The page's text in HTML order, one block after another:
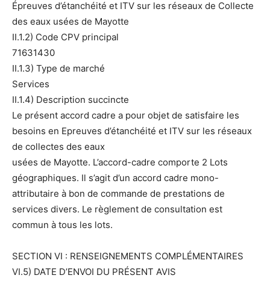
Épreuves d’étanchéité et ITV sur les réseaux de Collecte
des eaux usées de Mayotte
II.1.2) Code CPV principal
71631430
II.1.3) Type de marché
Services
II.1.4) Description succincte
Le présent accord cadre a pour objet de satisfaire les
besoins en Epreuves d’étanchéité et ITV sur les réseaux
de collectes des eaux
usées de Mayotte. L’accord-cadre comporte 2 Lots
géographiques. Il s’agit d’un accord cadre mono-
attributaire à bon de commande de prestations de
services divers. Le règlement de consultation est
commun à tous les lots.
SECTION VI : RENSEIGNEMENTS COMPLÉMENTAIRES
VI.5) DATE D’ENVOI DU PRÉSENT AVIS